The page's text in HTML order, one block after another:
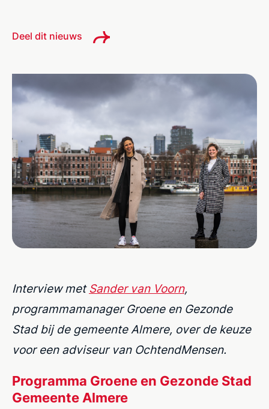
Deel dit nieuws
Interview met Sander van Voorn,
programmamanager Groene en Gezonde
Stad bij de gemeente Almere, over de keuze
voor een adviseur van OchtendMensen.
Programma Groene en Gezonde Stad
Gemeente Almere